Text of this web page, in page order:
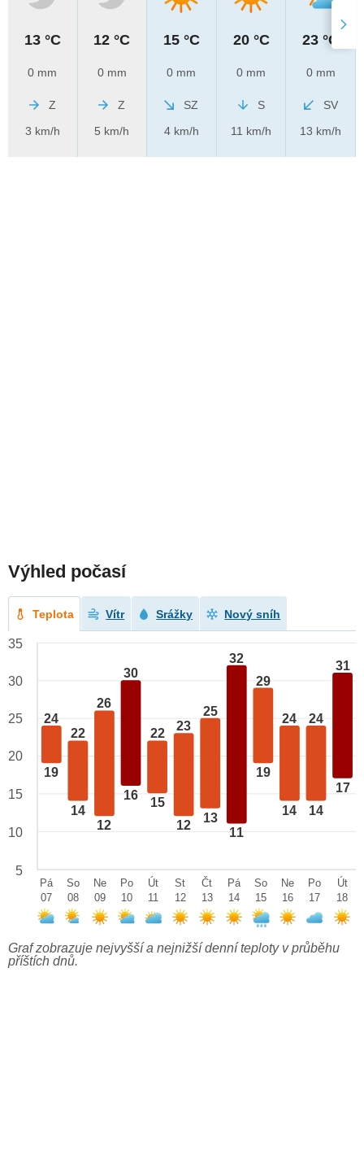
13 °C
0 mm
Z
3 km/h
12 °C
0 mm
Z
5 km/h
15 °C
0 mm
SZ
4 km/h
20 °C
0 mm
S
11 km/h
23 °C
0 mm
SV
13 km/h
Výhled počasí
Teplota Vítr Srážky Nový sníh
24
19
22
14
26
12
30
16
22
15
23
12
25
13
32
11
29
19
24
14
24
14
31
17
35
30
25
20
15
10
5
Pá
07
So
08
Ne
09
Po
10
Út
11
St
12
Čt
13
Pá
14
So
15
Ne
16
Po
17
Út
18
Graf zobrazuje nejvyšší a nejnižší denní teploty v průběhu
příštích dnů.